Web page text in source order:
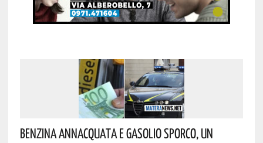
Benzina Annacquata E Gasolio Sporco, Un